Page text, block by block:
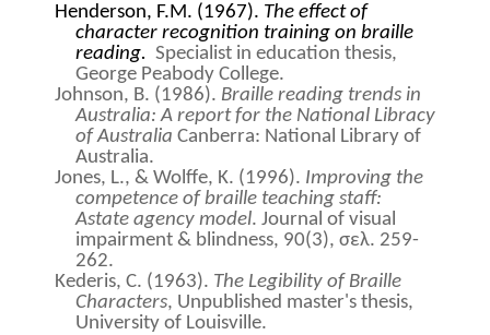
Henderson, F.M. (1967). The effect of
character recognition training on braille
reading. Specialist in education thesis,
George Peabody College.
Johnson, B. (1986). Braille reading trends in
Australia: A report for the National Libracy
of Australia Canberra: National Library of
Australia.
Jones, L., & Wolffe, K. (1996). Improving the
competence of braille teaching staff:
Astate agency model. Journal of visual
impairment & blindness, 90(3), σελ. 259-
262.
Kederis, C. (1963). The Legibility of Braille
Characters, Unpublished master's thesis,
University of Louisville.